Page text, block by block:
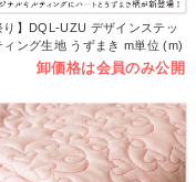
り】DQL-UZU デザインステッ
ィング生地 うずまき m単位 (m)
卸価格は会員のみ公開